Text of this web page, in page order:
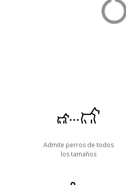
Admite perros de todos
los tamaños